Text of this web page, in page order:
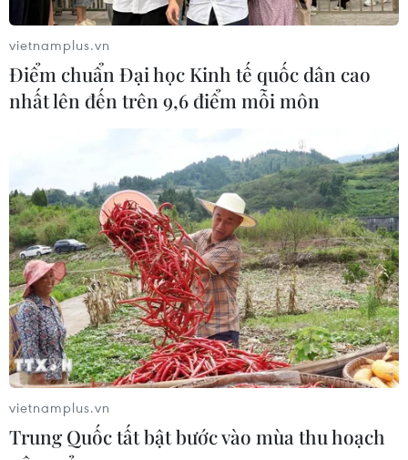
vietnamplus.vn
Điểm chuẩn Đại học Kinh tế quốc dân cao
nhất lên đến trên 9,6 điểm mỗi môn
vietnamplus.vn
Trung Quốc tất bật bước vào mùa thu hoạch